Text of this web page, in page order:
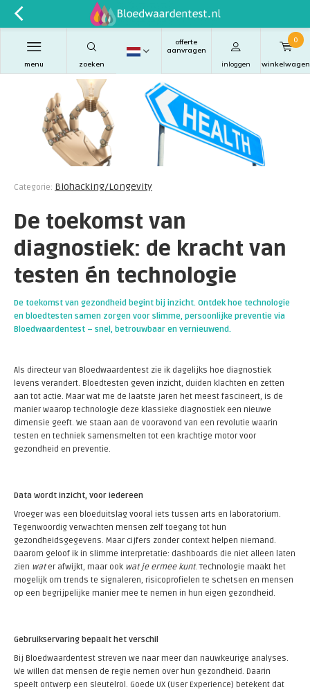
zoeken
offerte
aanvragen
inloggen
menu winkelwagen
0
Categorie: Biohacking/Longevity
De toekomst van
diagnostiek: de kracht van
testen én technologie
De toekomst van gezondheid begint bij inzicht. Ontdek hoe technologie
en bloedtesten samen zorgen voor slimme, persoonlijke preventie via
Bloedwaardentest – snel, betrouwbaar en vernieuwend.
Als directeur van Bloedwaardentest zie ik dagelijks hoe diagnostiek
levens verandert. Bloedtesten geven inzicht, duiden klachten en zetten
aan tot actie. Maar wat me de laatste jaren het meest fascineert, is de
manier waarop technologie deze klassieke diagnostiek een nieuwe
dimensie geeft. We staan aan de vooravond van een revolutie waarin
testen en techniek samensmelten tot een krachtige motor voor
gezondheid en preventie.
Data wordt inzicht, voor iedereen
Vroeger was een bloeduitslag vooral iets tussen arts en laboratorium.
Tegenwoordig verwachten mensen zelf toegang tot hun
gezondheidsgegevens. Maar cijfers zonder context helpen niemand.
Daarom geloof ik in slimme interpretatie: dashboards die niet alleen laten
zien water afwijkt, maar ook wat je ermee kunt. Technologie maakt het
mogelijk om trends te signaleren, risicoprofielen te schetsen en mensen
op een begrijpelijke manier mee te nemen in hun eigen gezondheid.
Gebruikservaring bepaalt het verschil
Bij Bloedwaardentest streven we naar meer dan nauwkeurige analyses.
We willen dat mensen de regie nemen over hun gezondheid. Daarin
speelt ontwerp een sleutelrol. Goede UX (User Experience) betekent dat